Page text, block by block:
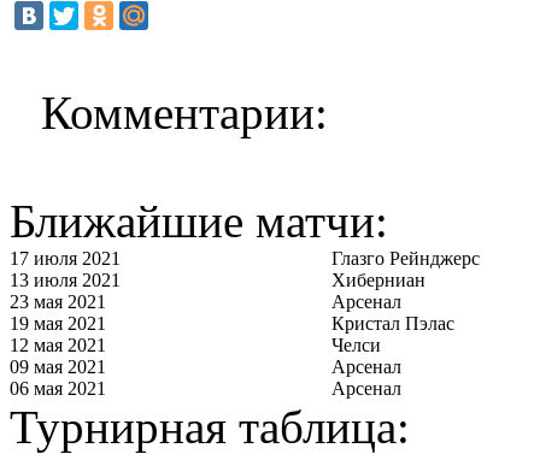
Комментарии:
Ближайшие матчи:
17 июля 2021
Глазго Рейнджерс
13 июля 2021
Хиберниан
23 мая 2021
Арсенал
19 мая 2021
Кристал Пэлас
12 мая 2021
Челси
09 мая 2021
Арсенал
06 мая 2021
Арсенал
Турнирная таблица: